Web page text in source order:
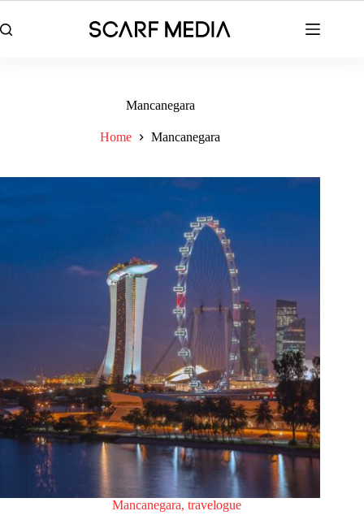
to
content
Mancanegara
Home Mancanegara
Mancanegara, travelogue